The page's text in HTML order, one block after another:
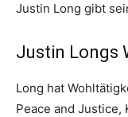
Justin Long gibt
Justin Longs
Long hat
Peace and Justice,